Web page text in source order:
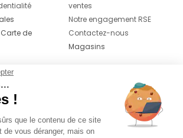
de
ventes
Notre engagement RSE
Contactez-nous
Magasins
à 16h30 & le
!
que le contenu de ce site
de vous déranger, mais on